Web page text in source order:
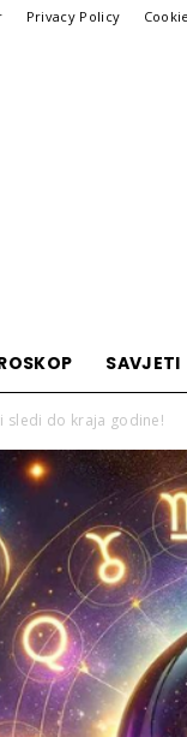
Privacy Policy
SAVJETI
sledi do kraja godine!